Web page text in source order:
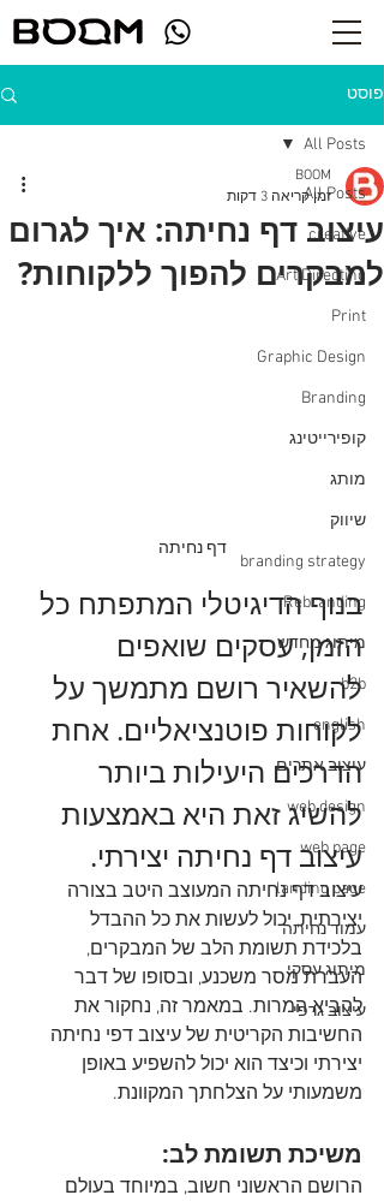
פוסט
All Posts
creative
Art Directing
Print
Graphic Design
Branding
קופירייטינג
מותג
שיווק
branding strategy
Rebranding
מיתוג מחדש
b2b
english
עיצוב אתרים
web design
web page
landing page
עמוד נחיתה
מיתוג עסקי
עיצוב גרפי
All Posts
עיצוב דף נחיתה: איך לגרום
למבקרים להפוך ללקוחות?
BOOM
זמן קריאה 3 דקות
דף נחיתה
בנוף הדיגיטלי המתפתח כל
הזמן, עסקים שואפים
להשאיר רושם מתמשך על
לקוחות פוטנציאליים. אחת
הדרכים היעילות ביותר
להשיג זאת היא באמצעות
עיצוב דף נחיתה יצירתי.
עיצוב דף נחיתה המעוצב היטב בצורה
יצירתית, יכול לעשות את כל ההבדל
בלכידת תשומת הלב של המבקרים,
העברת מסר משכנע, ובסופו של דבר
להביא המרות. במאמר זה, נחקור את
החשיבות הקריטית של עיצוב דפי נחיתה
יצירתי וכיצד הוא יכול להשפיע באופן
משמעותי על הצלחתך המקוונת.
משיכת תשומת לב:
הרושם הראשוני חשוב, במיוחד בעולם